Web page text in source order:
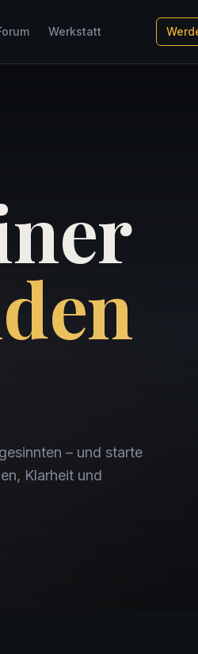
Werkstatt
– und starte
Klarheit und